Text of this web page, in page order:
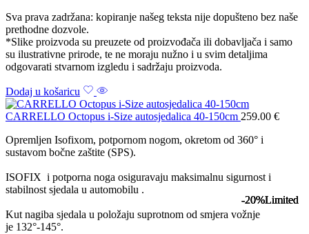
-20%Limited
-20%Limited
Sva prava zadržana: kopiranje našeg teksta nije dopušteno bez naše
prethodne dozvole.
*Slike proizvoda su preuzete od proizvođača ili dobavljača i samo
su ilustrativne prirode, te ne moraju nužno i u svim detaljima
odgovarati stvarnom izgledu i sadržaju proizvoda.
Dodaj u košaricu
CARRELLO Octopus i-Size autosjedalica 40-150cm 259.00 €
Opremljen Isofixom, potpornom nogom, okretom od 360° i
sustavom bočne zaštite (SPS).
ISOFIX i potporna noga osiguravaju maksimalnu sigurnost i
stabilnost sjedala u automobilu .
Kut nagiba sjedala u položaju suprotnom od smjera vožnje
je 132°-145°.
-20%Limited
-20%Limited